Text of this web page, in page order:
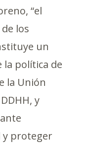
“el
los
un
política de
la Unión
y
y proteger